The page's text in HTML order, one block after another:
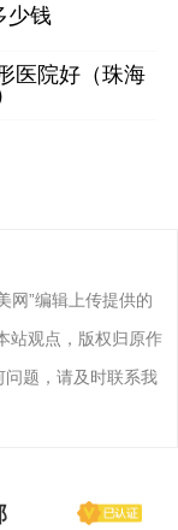
少钱
医院好（珠海
网”编辑上传提供的
站观点，版权归原作
题，请及时联系我